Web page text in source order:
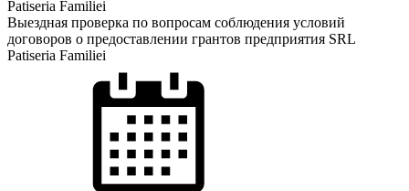
Выездная проверка по вопросам соблюдения условий
договоров о предоставлении грантов предприятия SRL
Patiseria Familiei